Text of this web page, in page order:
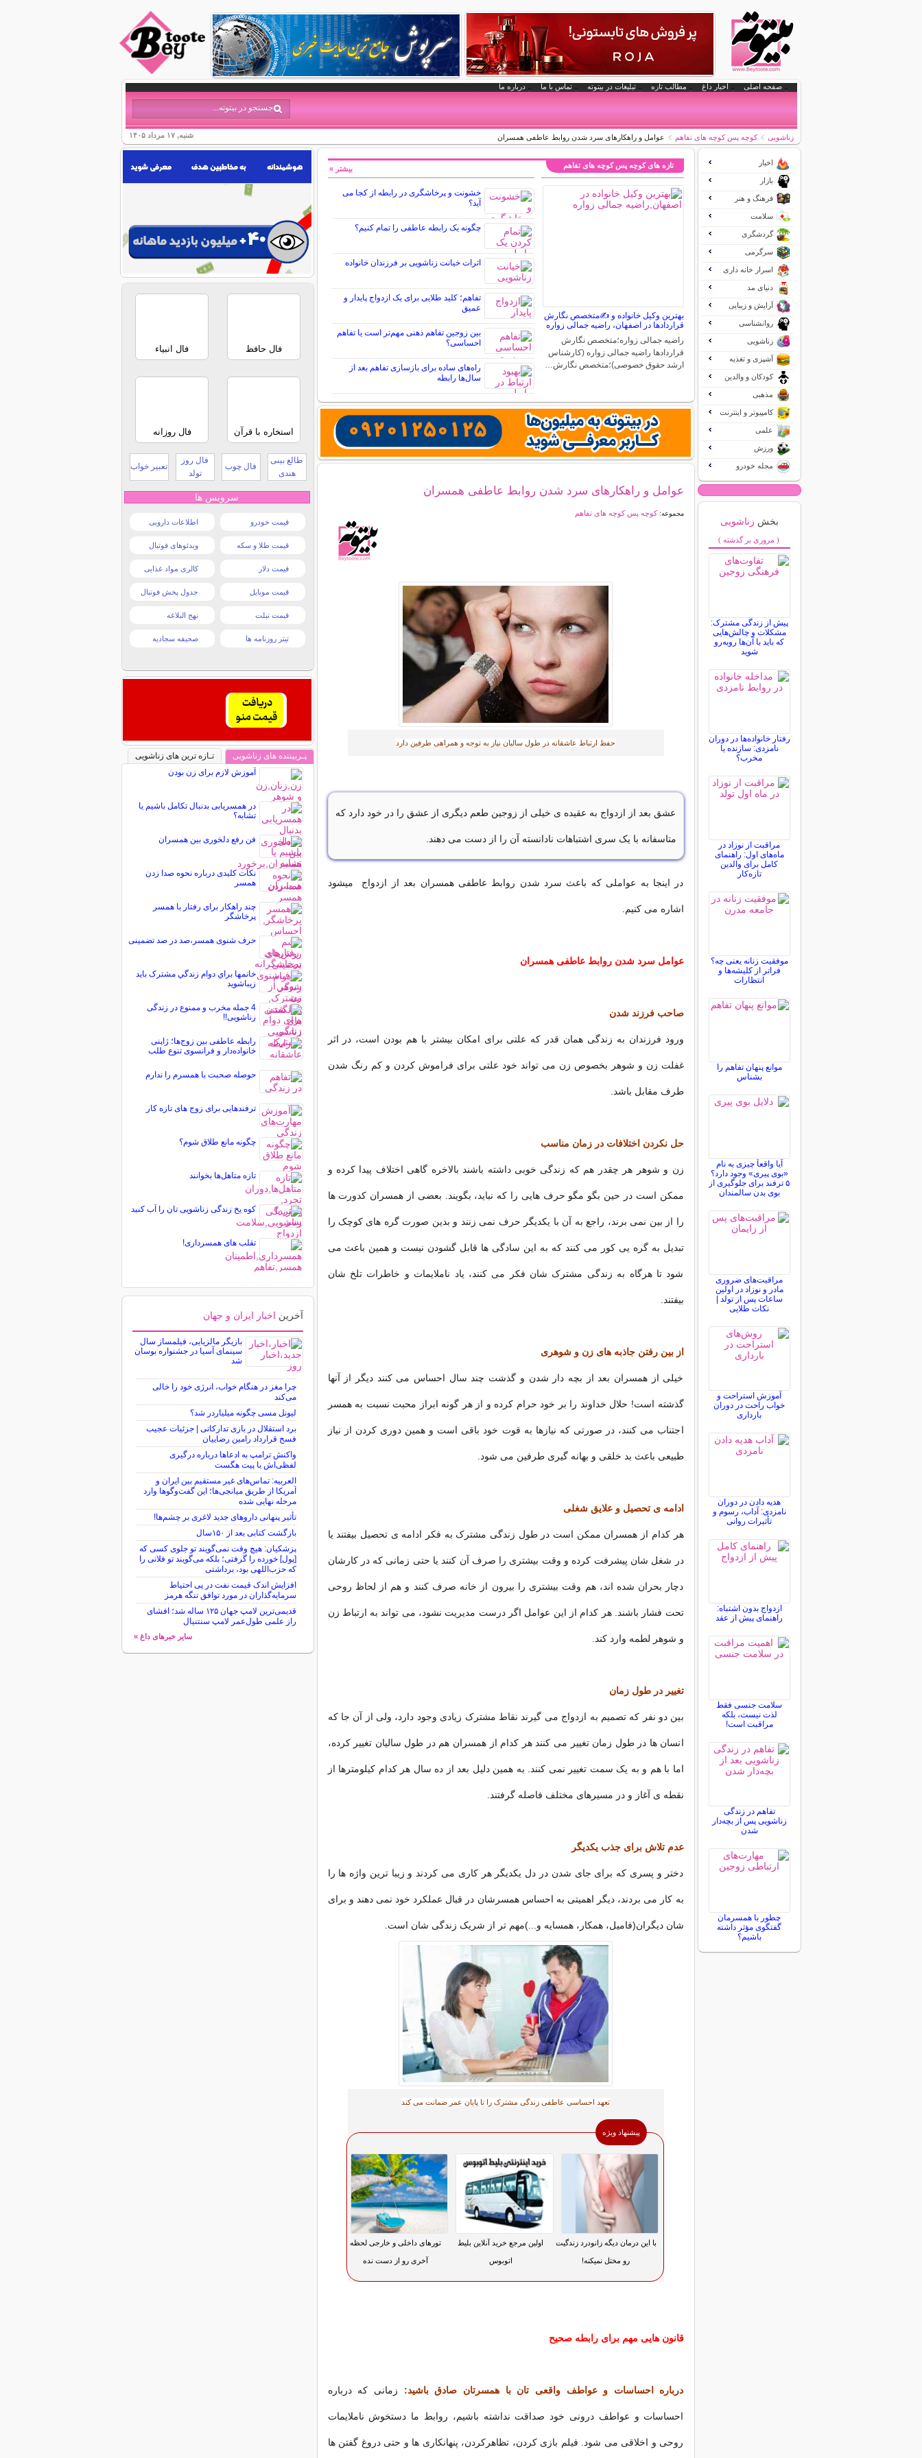
صفحه اصلی اخبار داغ مطالب تازه تبلیغات در بیتوته تماس با ما درباره ما
شنبه, ۱۷ مرداد ۱۴۰۵ زناشویی کوچه پس کوچه های تفاهم عوامل و راهکارهای سرد شدن روابط عاطفی همسران
تازه های کوچه پس کوچه های تفاهم
بهترین وکیل خانواده و ✍️متخصص نگارش
قراردادها در اصفهان، راضیه جمالی زواره
راضیه جمالی زواره؛متخصص نگارش
قراردادها راضیه جمالی زواره (کارشناس
ارشد حقوق خصوصی)؛متخصص نگارش…
خشونت و پرخاشگری در رابطه از کجا می
آید؟
چگونه یک رابطه عاطفی را تمام کنیم؟
اثرات خیانت زناشویی بر فرزندان خانواده
تفاهم؛ کلید طلایی برای یک ازدواج پایدار و
عمیق
بین زوجین تفاهم ذهنی مهم‌تر است یا تفاهم
احساسی؟
راه‌های ساده برای بازسازی تفاهم بعد از
سال‌ها رابطه
بیشتر »
عوامل و راهکارهای سرد شدن روابط عاطفی همسران
مجموعه:کوچه پس کوچه های تفاهم
حفظ ارتباط عاشقانه در طول سالیان نیاز به توجه و همراهی طرفین دارد
عشق بعد از ازدواج به عقیده ی خیلی از زوجین طعم دیگری از عشق را در خود دارد که
متاسفانه با یک سری اشتباهات نادانسته آن را از دست می دهند.
در اینجا به عواملی که باعث سرد شدن روابط عاطفی همسران بعد از ازدواج میشود
اشاره می کنیم.
عوامل سرد شدن روابط عاطفی همسران
صاحب فرزند شدن
ورود فرزندان به زندگی همان قدر که علتی برای امکان بیشتر با هم بودن است، در اثر
غفلت زن و شوهر بخصوص زن می تواند خود علتی برای فراموش کردن و کم رنگ شدن
طرف مقابل باشد.
حل نکردن اختلافات در زمان مناسب
زن و شوهر هر چقدر هم که زندگی خوبی داشته باشند بالاخره گاهی اختلاف پیدا کرده و
ممکن است در حین بگو مگو حرف هایی را که نباید، بگویند. بعضی از همسران کدورت ها
را از بین نمی برند، راجع به آن با یکدیگر حرف نمی زنند و بدین صورت گره های کوچک را
تبدیل به گره یی کور می کنند که به این سادگی ها قابل گشودن نیست و همین باعث می
شود تا هرگاه به زندگی مشترک شان فکر می کنند، یاد ناملایمات و خاطرات تلخ شان
بیفتند.
از بین رفتن جاذبه های زن و شوهری
خیلی از همسران بعد از بچه دار شدن و گذشت چند سال احساس می کنند دیگر از آنها
گذشته است! حلال خداوند را بر خود حرام کرده و از هر گونه ابراز محبت نسبت به همسر
اجتناب می کنند، در صورتی که نیازها به قوت خود باقی است و همین دوری کردن از نیاز
طبیعی باعث بد خلقی و بهانه گیری طرفین می شود.
ادامه ی تحصیل و علایق شغلی
هر کدام از همسران ممکن است در طول زندگی مشترک به فکر ادامه ی تحصیل بیفتند یا
در شغل شان پیشرفت کرده و وقت بیشتری را صرف آن کنند یا حتی زمانی که در کارشان
دچار بحران شده اند، هم وقت بیشتری را بیرون از خانه صرف کنند و هم از لحاظ روحی
تحت فشار باشند. هر کدام از این عوامل اگر درست مدیریت نشود، می تواند به ارتباط زن
و شوهر لطمه وارد کند.
تغییر در طول زمان
بین دو نفر که تصمیم به ازدواج می گیرند نقاط مشترک زیادی وجود دارد، ولی از آن جا که
انسان ها در طول زمان تغییر می کنند هر کدام از همسران هم در طول سالیان تغییر کرده،
اما با هم و به یک سمت تغییر نمی کنند. به همین دلیل بعد از ده سال هر کدام کیلومترها از
نقطه ی آغاز و در مسیرهای مختلف فاصله گرفتند.
عدم تلاش برای جذب یکدیگر
دختر و پسری که برای جای شدن در دل یکدیگر هر کاری می کردند و زیبا ترین واژه ها را
به کار می بردند، دیگر اهمیتی به احساس همسرشان در قبال عملکرد خود نمی دهند و برای
شان دیگران(فامیل، همکار، همسایه و...)مهم تر از شریک زندگی شان است.
تعهد احساسی عاطفی زندگی مشترک را تا پایان عمر ضمانت می کند
پیشنهاد ویژه
با این درمان دیگه زانودرد زندگیت
رو مختل نمیکنه!
اولین مرجع خرید آنلاین بلیط
اتوبوس
تورهای داخلی و خارجی لحظه
آخری رو از دست نده
قانون هایی مهم برای رابطه صحیح
درباره احساسات و عواطف واقعی تان با همسرتان صادق باشید: زمانی که درباره
احساسات و عواطف درونی خود صداقت نداشته باشیم، روابط ما دستخوش ناملایمات
روحی و اخلاقی می شود. فیلم بازی کردن، تظاهرکردن، پنهانکاری ها و حتی دروغ گفتن ها
اخبار
بازار
فرهنگ و هنر
سلامت
گردشگری
سرگرمی
اسرار خانه داری
دنیای مد
آرایش و زیبایی
روانشناسی
زناشویی
آشپزی و تغذیه
کودکان و والدین
مذهبی
کامپیوتر و اینترنت
علمی
ورزش
مجله خودرو
بخش زناشویی
( مروری بر گذشته )
پیش از زندگی مشترک:
مشکلات و چالش‌هایی
که باید با آن‌ها روبه‌رو
شوید
رفتار خانواده‌ها در دوران
نامزدی: سازنده یا
مخرب؟
مراقبت از نوزاد در
ماه‌های اول: راهنمای
کامل برای والدین
تازه‌کار
موفقیت زنانه یعنی چه؟
فراتر از کلیشه‌ها و
انتظارات
موانع پنهان تفاهم را
بشناس
آیا واقعاً چیزی به نام
«بوی پیری» وجود دارد؟
۵ ترفند برای جلوگیری از
بوی بدن سالمندان
مراقبت‌های ضروری
مادر و نوزاد در اولین
ساعات پس از تولد |
نکات طلایی
آموزش استراحت و
خواب راحت در دوران
بارداری
هدیه دادن در دوران
نامزدی: آداب، رسوم و
تأثیرات روانی
ازدواج بدون اشتباه:
راهنمای پیش از عقد
سلامت جنسی فقط
لذت نیست، بلکه
مراقبت است!
تفاهم در زندگی
زناشویی پس از بچه‌دار
شدن
چطور با همسرمان
گفتگوی مؤثر داشته
باشیم؟
فال حافظ فال انبیاء
استخاره با قرآن فال روزانه
طالع بینی
هندی
فال چوب
فال روز
تولد
تعبیر خواب
سرویس ها
قیمت خودرو اطلاعات دارویی
قیمت طلا و سکه ویدئوهای فوتبال
قیمت دلار کالری مواد غذایی
قیمت موبایل جدول پخش فوتبال
قیمت تبلت نهج البلاغه
تیتر روزنامه ها صحیفه سجادیه
پـربیننده های زناشویی
تـازه ترین های زناشویی
آموزش لازم برای زن بودن
در همسریابی بدنبال تکامل باشیم یا
تشابه؟
فن رفع دلخوری بین همسران
نکات کلیدی درباره نحوه صدا زدن
همسر
چند راهکار برای رفتار با همسر
پرخاشگر
حرف شنوی همسر،صد در صد تضمینی
خانمها براي دوام زندگي مشترک بايد
زيباشويد
4 جمله مخرب و ممنوع در زندگی
زناشویی!!
رابطه عاطفی بین زوج‌ها؛ ژاپنی
خانواده‌دار و فرانسوی تنوع طلب
حوصله صحبت با همسرم را ندارم
ترفندهایی برای زوج های تازه کار
چگونه مانع طلاق شوم؟
تازه متاهل‌ها بخوانند
کوه یخ زندگی زناشویی تان را آب کنید
تقلب های همسرداری!
آخرین اخبار ایران و جهان
بازیگر مالزیایی، فیلمساز سال
سینمای آسیا در جشنواره بوسان
شد
چرا مغز در هنگام خواب، انرژی خود را خالی
می‌کند
لیونل مسی چگونه میلیاردر شد؟
برد استقلال در بازی تدارکاتی | جزئیات عجیب
فسخ قرارداد رامین رضاییان
واکنش ترامپ به ادعاها درباره درگیری
لفظی‌اش با پیت هگست
العربیه: تماس‌های غیر مستقیم بین ایران و
آمریکا از طریق میانجی‌ها؛ این گفت‌و‌گو‌ها وارد
مرحله نهایی شده
تأثیر پنهانی داروهای جدید لاغری بر چشم‌ها!
بازگشت کتابی بعد از ۱۵۰سال
پزشکیان: هیچ وقت نمی‌گویند تو جلوی کسی که
[پول] خورده را گرفتی؛ بلکه می‌گویند تو فلانی را
که حزب‌اللهی بود، برداشتی
افزایش اندک قیمت نفت در پی احتیاط
سرمایه‌گذاران در مورد توافق تنگه هرمز
قدیمی‌ترین لامپ جهان ۱۲۵ ساله شد؛ افشای
راز علمی طول‌عمر لامپ سنتنیال
سایر خبرهای داغ »